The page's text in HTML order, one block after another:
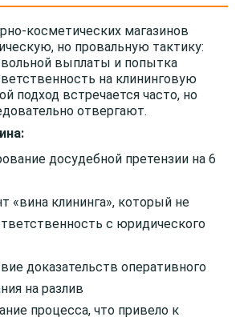
косметических магазинов
но провальную тактику:
выплаты и попытка
на клининговую
подход встречается часто, но
отвергают.
досудебной претензии на 6
«вина клининга», который не
с юридического
доказательств оперативного
на разлив
процесса, что привело к